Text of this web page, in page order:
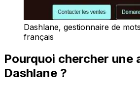
Dashlane, gestionnaire de
français
Pourquoi chercher une
Dashlane ?